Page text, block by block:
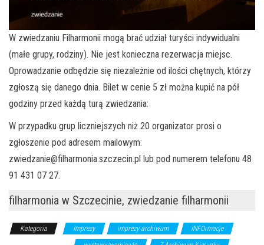
W zwiedzaniu Filharmonii mogą brać udział turyści indywidualni
(małe grupy, rodziny). Nie jest konieczna rezerwacja miejsc.
Oprowadzanie odbędzie się niezależnie od ilości chętnych, którzy
zgłoszą się danego dnia. Bilet w cenie 5 zł można kupić na pół
godziny przed każdą turą zwiedzania:
W przypadku grup liczniejszych niż 20 organizator prosi o
zgłoszenie pod adresem mailowym:
zwiedzanie@filharmonia.szczecin.pl lub pod numerem telefonu 48
91 431 07 27.
filharmonia w Szczecinie, zwiedzanie filharmonii
Kategoria Imprezy imprezy archiwum
INFOrmacje